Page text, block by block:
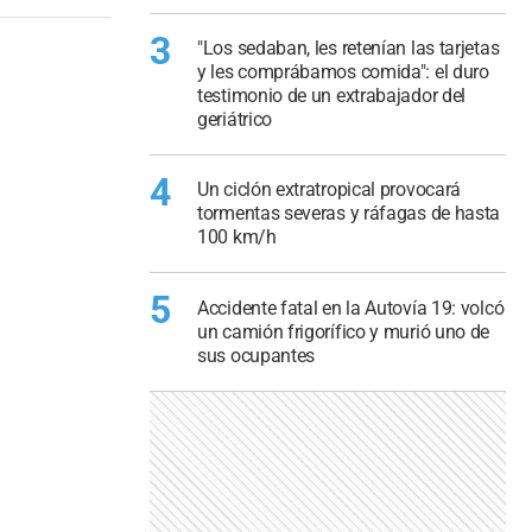
3
"Los sedaban, les retenían las tarjetas
y les comprábamos comida": el duro
testimonio de un extrabajador del
geriátrico
4
Un ciclón extratropical provocará
tormentas severas y ráfagas de hasta
100 km/h
5
Accidente fatal en la Autovía 19: volcó
un camión frigorífico y murió uno de
sus ocupantes